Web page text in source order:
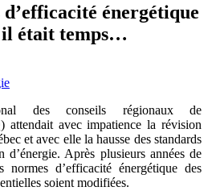
énergétique
il était temps…
des conseils régionaux de
attendait avec impatience la révision
et avec elle la hausse des standards
d’énergie. Après plusieurs années de
d’efficacité énergétique des
soient modifiées.